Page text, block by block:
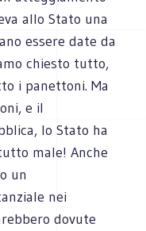
allo Stato una
essere date da
chiesto tutto,
i panettoni. Ma
e il
lo Stato ha
male! Anche
un
nei
dovute